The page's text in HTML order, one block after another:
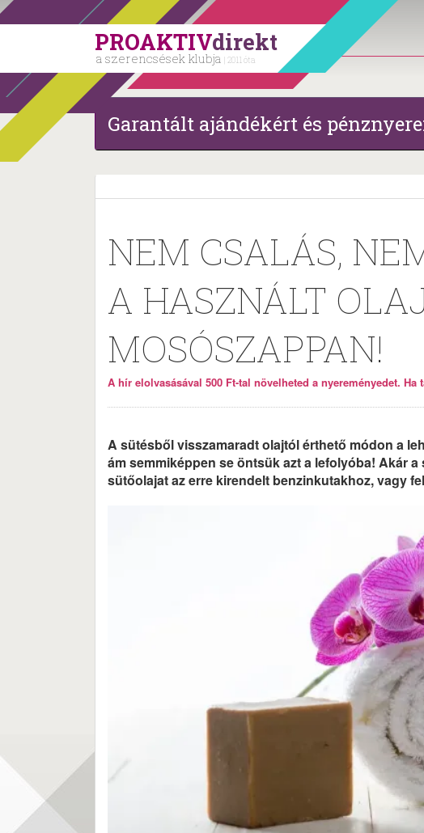
PROAKTIVdirekt
a szerencsések klubja | 2011 óta
Garantált ajándékért és
NEM CSALÁS,
A HASZNÁLT
MOSÓSZAPPAN!
A hír elolvasásával 500 Ft-tal növelheted a nyereményedet.
A sütésből visszamaradt olajtól érthető módon a
ám semmiképpen se öntsük azt a lefolyóba! Akár
sütőolajat az erre kirendelt benzinkutakhoz, vagy